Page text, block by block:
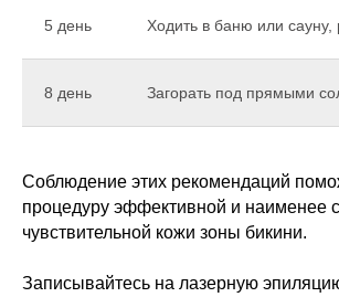
5 день Ходить в баню или сауну,
8 день Загорать под прямыми
Соблюдение этих рекомендаций
процедуру эффективной и наименее
чувствительной кожи зоны бикини.
Записывайтесь на лазерную